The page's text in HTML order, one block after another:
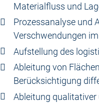
Materialfluss und
Prozessanalyse und
Verschwendungen
Aufstellung des
Ableitung von
Berücksichtigung
Ableitung